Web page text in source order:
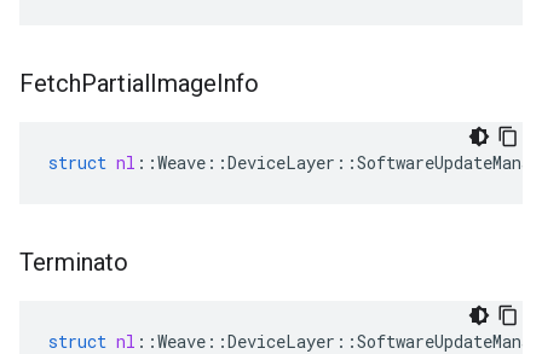
FetchPartialImageInfo
struct nl ::Weave ::DeviceLayer ::
Terminato
struct nl ::Weave ::DeviceLayer ::